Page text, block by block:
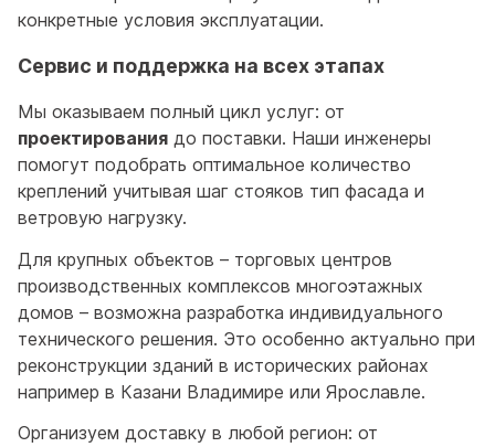
конкретные условия эксплуатации.
Сервис и поддержка на всех этапах
Мы оказываем полный цикл услуг: от
проектирования до поставки. Наши инженеры
помогут подобрать оптимальное количество
креплений учитывая шаг стояков тип фасада и
ветровую нагрузку.
Для крупных объектов – торговых центров
производственных комплексов многоэтажных
домов – возможна разработка индивидуального
технического решения. Это особенно актуально при
реконструкции зданий в исторических районах
например в Казани Владимире или Ярославле.
Организуем доставку в любой регион: от